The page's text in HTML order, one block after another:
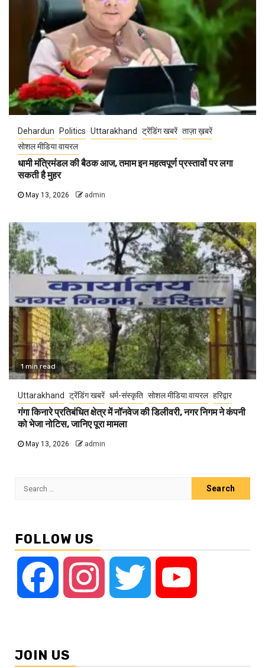
Dehardun Politics Uttarakhand ट्रेंडिंग खबरें ताज़ा ख़बरें
सोशल मीडिया वायरल
धामी मंत्रिमंडल की बैठक आज, तमाम इन महत्वपूर्ण प्रस्तावों पर लगा
सकती है मुहर
May 13, 2026 admin
1 min read
Uttarakhand ट्रेंडिंग खबरें धर्म-संस्कृति सोशल मीडिया वायरल हरिद्वार
गंगा किनारे प्रतिबंधित क्षेत्र में नॉनवेज की डिलीवरी, नगर निगम ने कंपनी
को भेजा नोटिस, जानिए पूरा मामला
May 13, 2026 admin
Search
FOLLOW US
Facebook Instagram Twitter
JOIN US